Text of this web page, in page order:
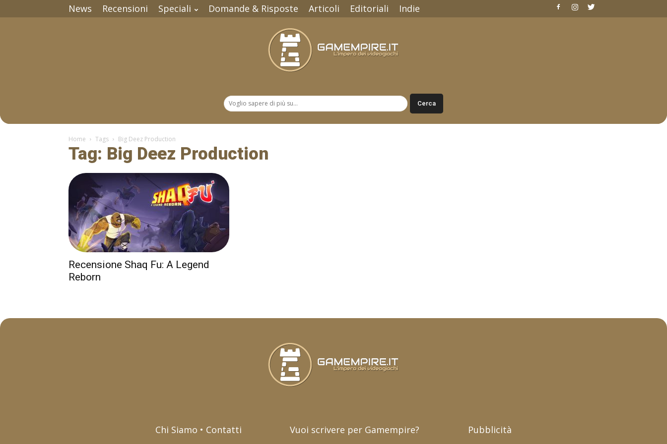
News Recensioni Speciali Domande & Risposte Articoli Editoriali Indie
Home Tags Big Deez Production
Tag: Big Deez Production
Recensione Shaq Fu: A Legend
Reborn
Chi Siamo • Contatti Vuoi scrivere per Gamempire? Pubblicità